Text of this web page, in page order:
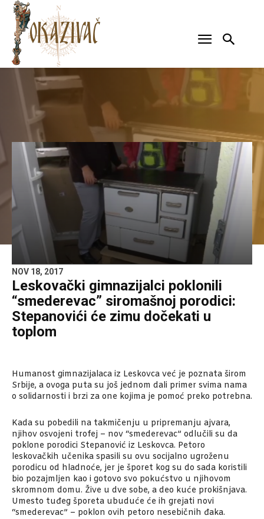
NOV 18, 2017
Leskovački gimnazijalci poklonili
“smederevac” siromašnoj porodici:
Stepanovići će zimu dočekati u
toplom
Humanost gimnazijalaca iz Leskovca već je poznata širom
Srbije, a ovoga puta su još jednom dali primer svima nama
o solidarnosti i brzi za one kojima je pomoć preko potrebna.
Kada su pobedili na takmičenju u pripremanju ajvara,
njihov osvojeni trofej – nov “smederevac” odlučili su da
poklone porodici Stepanović iz Leskovca. Petoro
leskovačkih učenika spasili su ovu socijalno ugroženu
porodicu od hladnoće, jer je šporet kog su do sada koristili
bio pozajmljen kao i gotovo svo pokućstvo u njihovom
skromnom domu. Žive u dve sobe, a deo kuće prokišnjava.
Umesto tuđeg šporeta ubuduće će ih grejati novi
“smederevac” – poklon ovih petoro nesebičnih đaka.